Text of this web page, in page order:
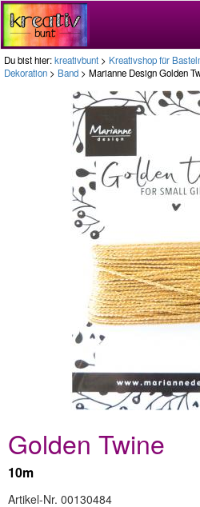
Du bist hier:kreativbunt > Kreativshop für
Dekoration > Band > Marianne Design Golden
Golden Twine
10m
Artikel-Nr. 00130484